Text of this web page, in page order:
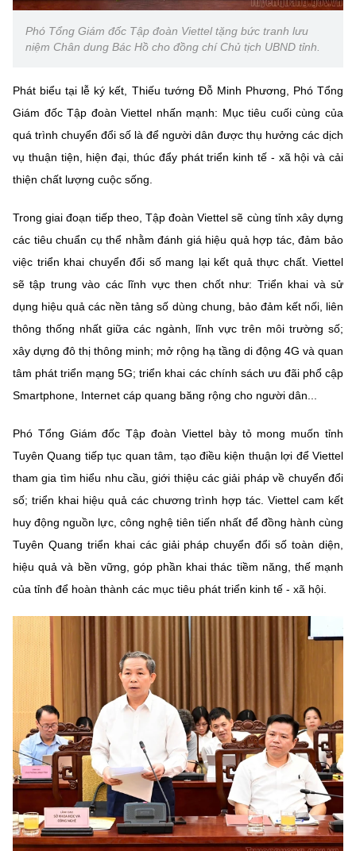
Phó Tổng Giám đốc Tập đoàn Viettel tặng bức tranh lưu
niệm Chân dung Bác Hồ cho đồng chí Chủ tịch UBND tỉnh.
Phát biểu tại lễ ký kết, Thiếu tướng Đỗ Minh Phương, Phó Tổng
Giám đốc Tập đoàn Viettel nhấn mạnh: Mục tiêu cuối cùng của
quá trình chuyển đổi số là để người dân được thụ hưởng các dịch
vụ thuận tiện, hiện đại, thúc đẩy phát triển kinh tế - xã hội và cải
thiện chất lượng cuộc sống.
Trong giai đoạn tiếp theo, Tập đoàn Viettel sẽ cùng tỉnh xây dựng
các tiêu chuẩn cụ thể nhằm đánh giá hiệu quả hợp tác, đảm bảo
việc triển khai chuyển đổi số mang lại kết quả thực chất. Viettel
sẽ tập trung vào các lĩnh vực then chốt như: Triển khai và sử
dụng hiệu quả các nền tảng số dùng chung, bảo đảm kết nối, liên
thông thống nhất giữa các ngành, lĩnh vực trên môi trường số;
xây dựng đô thị thông minh; mở rộng hạ tầng di động 4G và quan
tâm phát triển mạng 5G; triển khai các chính sách ưu đãi phổ cập
Smartphone, Internet cáp quang băng rộng cho người dân...
Phó Tổng Giám đốc Tập đoàn Viettel bày tỏ mong muốn tỉnh
Tuyên Quang tiếp tục quan tâm, tạo điều kiện thuận lợi để Viettel
tham gia tìm hiểu nhu cầu, giới thiệu các giải pháp về chuyển đổi
số; triển khai hiệu quả các chương trình hợp tác. Viettel cam kết
huy động nguồn lực, công nghệ tiên tiến nhất để đồng hành cùng
Tuyên Quang triển khai các giải pháp chuyển đổi số toàn diện,
hiệu quả và bền vững, góp phần khai thác tiềm năng, thế mạnh
của tỉnh để hoàn thành các mục tiêu phát triển kinh tế - xã hội.